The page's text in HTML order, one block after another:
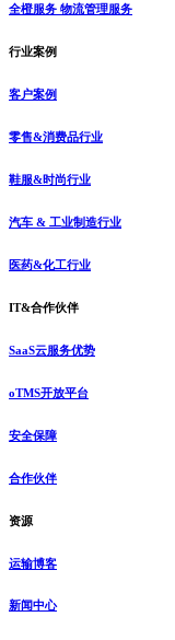
全橙服务 物流管理服务
行业案例
客户案例
零售&消费品行业
鞋服&时尚行业
汽车 & 工业制造行业
医药&化工行业
IT&合作伙伴
SaaS云服务优势
oTMS开放平台
安全保障
合作伙伴
资源
运输博客
新闻中心